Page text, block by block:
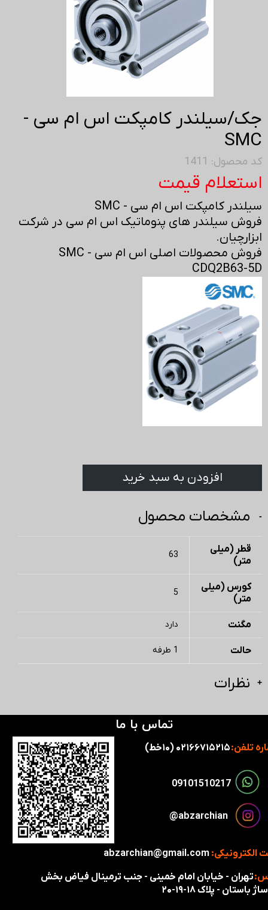
جک/سیلندر کامپکت اس ام سی -
SMC
کد محصول: 1411
استعلام قیمت
سیلندر کامپکت اس ام سی - SMC
فروش سیلندر های پنوماتیک اس ام سی در شرکت
ابزارچیان.
فروش محصولات اصلی اس ام سی - SMC
CDQ2B63-5D
افزودن به سبد خرید
مشخصات محصول
قطر (میلی
متر)
63
کورس (میلی
متر)
5
مگنت دارد
حالت 1 طرفه
نظرات
تماس با ما
تلفن:
تهران - خیابان امام خمینی - جنب ترمینال فیاض بخش
باستان - پلاک ۱۸-۱۹-۲۰
الکترونیکی: abzarchian@gmail.com
​​09101510217​​​​​​​
​​​abzarchian@